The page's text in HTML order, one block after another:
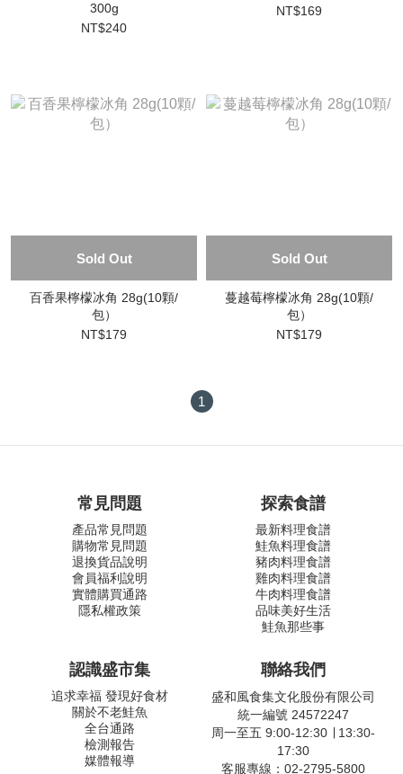
300g
NT$240
NT$169
Sold Out
百香果檸檬冰角 28g(10顆/
包）
NT$179
Sold Out
蔓越莓檸檬冰角 28g(10顆/
包）
NT$179
1
常見問題
產品常見問題
購物常見問題
退換貨品說明
會員福利說明
實體購買通路
隱私權政策
探索食譜
最新料理食譜
鮭魚料理食譜
豬肉料理食譜
雞肉料理食譜
牛肉料理食譜
品味美好生活
鮭魚那些事
認識盛市集
追求幸福 發現好食材
關於不老鮭魚
全台通路
檢測報告
媒體報導
聯絡我們
盛和風食集文化股份有限公司
統一編號 24572247
周一至五 9:00-12:30 ∣ 13:30-
17:30
客服專線：02-2795-5800